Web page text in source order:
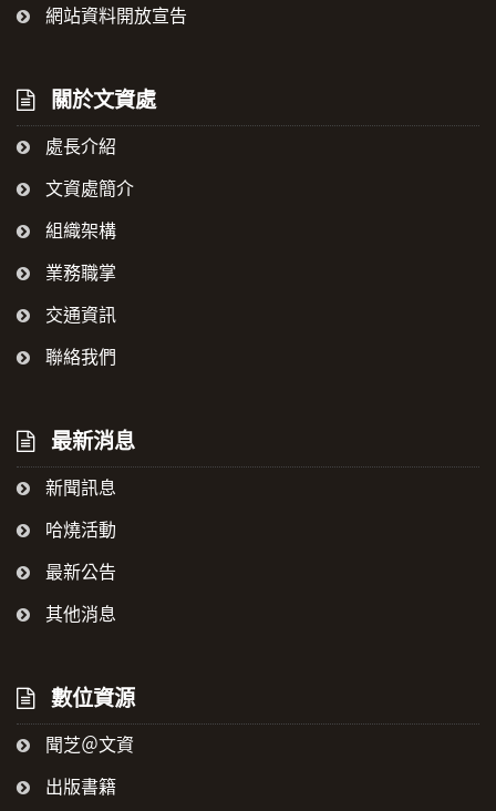
網站資料開放宣告
關於文資處
處長介紹
文資處簡介
組織架構
業務職掌
交通資訊
聯絡我們
最新消息
新聞訊息
哈燒活動
最新公告
其他消息
數位資源
聞芝＠文資
出版書籍